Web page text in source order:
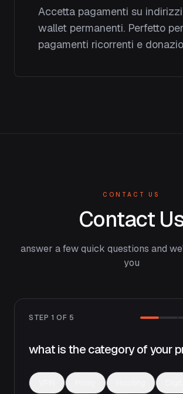
Accetta pagamenti su
wallet permanenti. Perfetto per
pagamenti ricorrenti e
CONTACT US
Contact
answer a few quick questions and
you
STEP 1 OF 5
what is the category of your